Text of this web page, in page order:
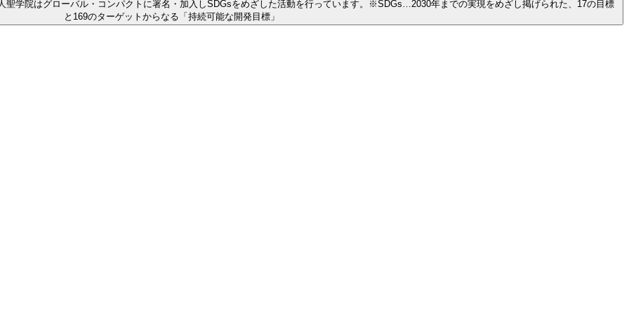
聖学院はグローバル・コンパクトに署名・加入しSDGsをめざした活動を行っています。※SDGs…2030年までの実現をめざし掲げられた、17の目標
と169のターゲットからなる「持続可能な開発目標」